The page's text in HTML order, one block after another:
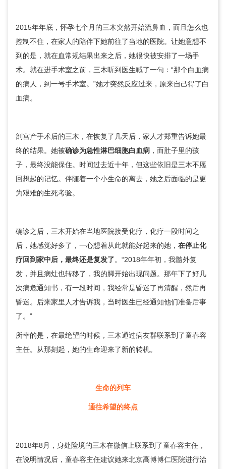
2015年年底，怀孕七个月的三木突然开始流鼻血，而且怎么也
控制不住，在家人的陪伴下她前往了当地的医院。让她意想不
到的是，就在血常规结果出来之后，她很快被安排了一场手
术。就在进手术室之前，三木听到医生喊了一句：“那个白血病
的病人，到一号手术室。”她才突然反应过来，原来自己得了白
血病。
剖宫产手术后的三木，在恢复了几天后，家人才郑重告诉她最
终的结果。她被确诊为急性淋巴细胞白血病 ，而肚子里的孩
子，最终没能保住。时间过去近十年，但这些依旧是三木不愿
回想起的记忆。伴随着一个小生命的离去，她之后面临的是更
为艰难的生死考验。
确诊之后，三木开始在当地医院接受化疗，化疗一段时间之
后，她感觉好多了，一心想着从此就能好起来的她， 在停止化
疗回到家中后，最终还是复发了。“2018年年初，我髓外复
发，并且病灶也转移了，我的脚开始出现问题。那年下了好几
次病危通知书，有一段时间，我经常是昏迷了再清醒，然后再
昏迷。后来家里人才告诉我，当时医生已经通知他们准备后事
了。”
所幸的是，在最绝望的时候，三木通过病友群联系到了童春容
主任。从那刻起，她的生命迎来了新的转机。
生命的列车
通往希望的终点
2018年8月，身处险境的三木在微信上联系到了童春容主任，
在说明情况后， 童春容主任建议她来北京高博博仁医院进行治